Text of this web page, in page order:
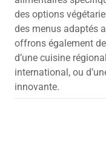
des options
des menus adaptés
offrons également
d’une cuisine
international, ou
innovante.